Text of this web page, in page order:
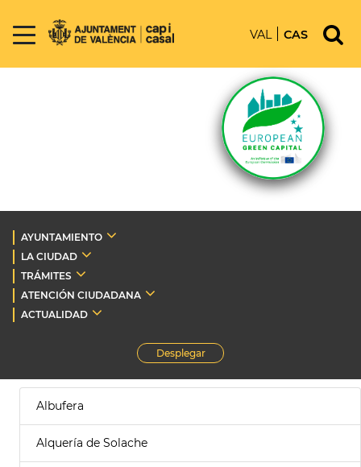
VAL CAS
AYUNTAMIENTO
LA CIUDAD
TRÁMITES
ATENCIÓN CIUDADANA
ACTUALIDAD
Desplegar
Albufera
Alquería de Solache